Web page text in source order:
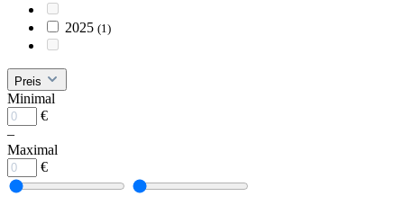
2025 (1)
Preis
Minimal
€
–
Maximal
€